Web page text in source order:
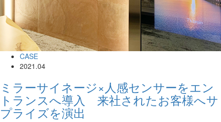
CASE
2021.04
ミラーサイネージ×人感センサーをエン
トランスへ導入 来社されたお客様へサ
プライズを演出